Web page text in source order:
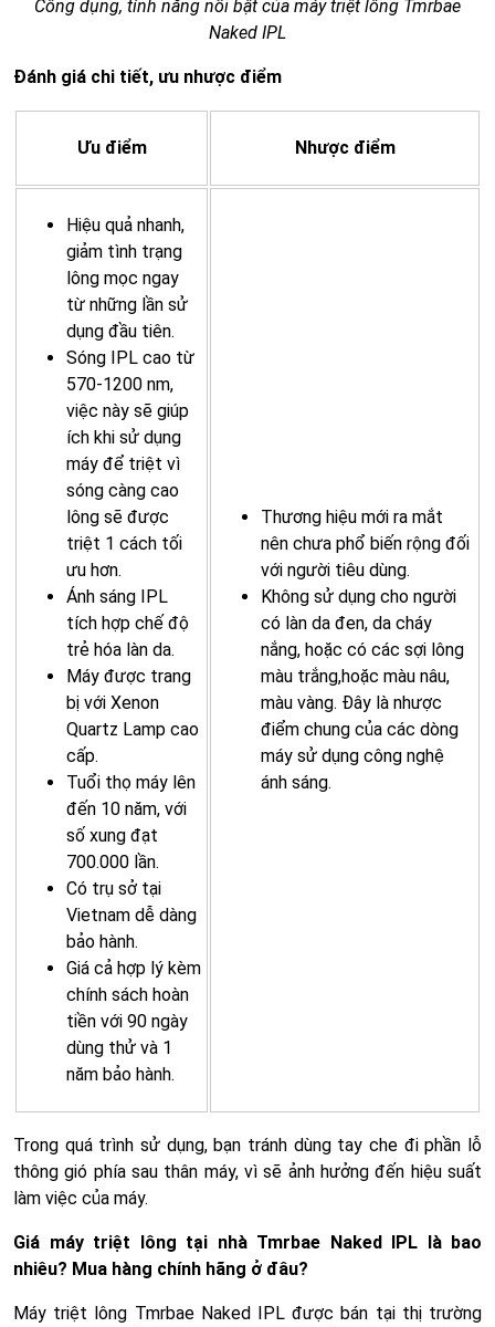
Công dụng, tính năng nổi bật của máy triệt lông Tmrbae
Naked IPL
Đánh giá chi tiết, ưu nhược điểm
Ưu điểm Nhược điểm
Hiệu quả nhanh,
giảm tình trạng
lông mọc ngay
từ những lần sử
dụng đầu tiên.
Sóng IPL cao từ
570-1200 nm,
việc này sẽ giúp
ích khi sử dụng
máy để triệt vì
sóng càng cao
lông sẽ được
triệt 1 cách tối
ưu hơn.
Ánh sáng IPL
tích hợp chế độ
trẻ hóa làn da.
Máy được trang
bị với Xenon
Quartz Lamp cao
cấp.
Tuổi thọ máy lên
đến 10 năm, với
số xung đạt
700.000 lần.
Có trụ sở tại
Vietnam dễ dàng
bảo hành.
Giá cả hợp lý kèm
chính sách hoàn
tiền với 90 ngày
dùng thử và 1
năm bảo hành.
Thương hiệu mới ra mắt
nên chưa phổ biến rộng đối
với người tiêu dùng.
Không sử dụng cho người
có làn da đen, da cháy
nắng, hoặc có các sợi lông
màu trắng,hoặc màu nâu,
màu vàng. Đây là nhược
điểm chung của các dòng
máy sử dụng công nghệ
ánh sáng.
Trong quá trình sử dụng, bạn tránh dùng tay che đi phần lỗ
thông gió phía sau thân máy, vì sẽ ảnh hưởng đến hiệu suất
làm việc của máy.
Giá máy triệt lông tại nhà Tmrbae Naked IPL là bao
nhiêu? Mua hàng chính hãng ở đâu?
Máy triệt lông Tmrbae Naked IPL được bán tại thị trường